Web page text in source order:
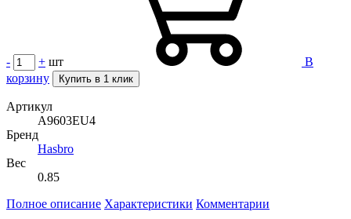
- + шт
В
корзину
Купить в 1 клик
Артикул
A9603EU4
Бренд
Hasbro
Вес
0.85
Полное описание Характеристики Комментарии